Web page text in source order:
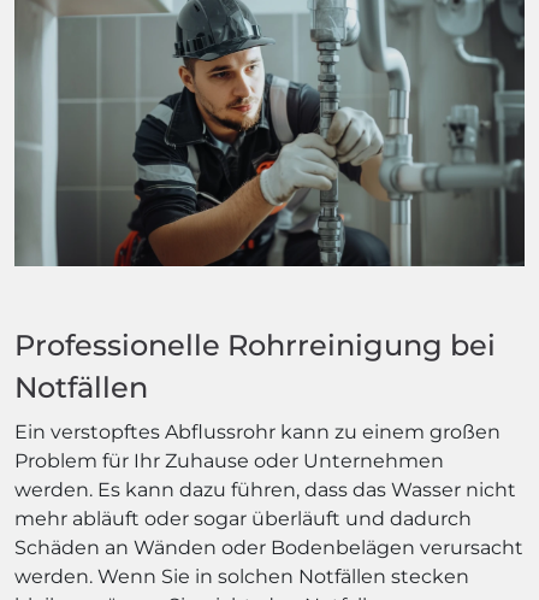
Professionelle Rohrreinigung bei
Notfällen
Ein verstopftes Abflussrohr kann zu einem großen
Problem für Ihr Zuhause oder Unternehmen
werden. Es kann dazu führen, dass das Wasser nicht
mehr abläuft oder sogar überläuft und dadurch
Schäden an Wänden oder Bodenbelägen verursacht
werden. Wenn Sie in solchen Notfällen stecken